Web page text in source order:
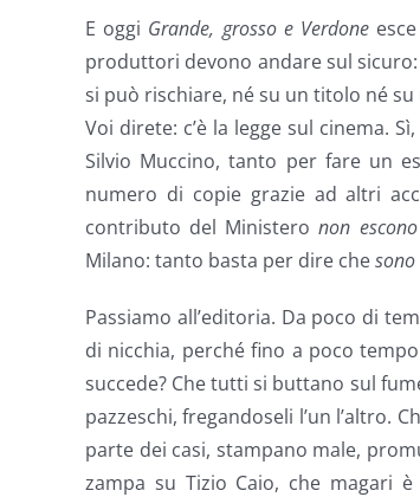
E oggi Grande, grosso e Verdone
produttori devono andare sul
si può rischiare, né su un titolo né
Voi direte: c’è la legge sul cinema.
Silvio Muccino, tanto per fare un
numero di copie grazie ad altri
contributo del Ministeronon
Milano: tanto basta per dire che
Passiamo all’editoria. Da poco di
di nicchia, perché fino a poco
succede? Che tutti si buttano sul
pazzeschi, fregandoseli l’un l’altro.
parte dei casi, stampano male,
zampa su Tizio Caio, che magari